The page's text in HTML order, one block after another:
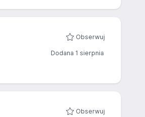
Obserwuj
Dodana 1 sierpnia
Obserwuj